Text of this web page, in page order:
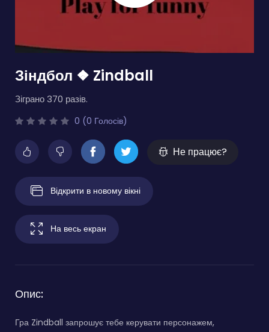
Зіндбол ❖ Zindball
Зіграно 370 разів.
0 (0 Голосів)
Не працює?
Відкрити в новому вікні
На весь екран
Опис:
Гра Zindball запрошує тебе керувати персонажем,